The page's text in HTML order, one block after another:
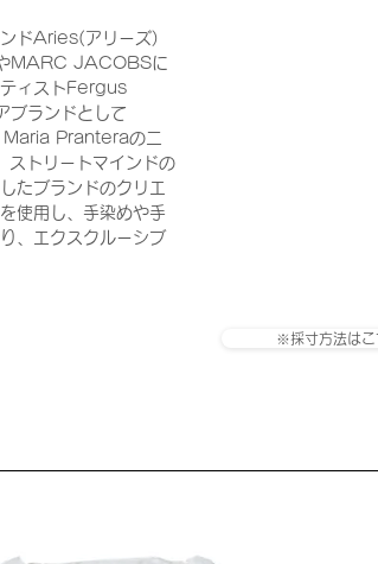
ンドAries(アリーズ)
MARC JACOBSに
ティストFergus
ランドとして
Maria Pranteraの二
ストリートマインドの
たブランドのクリエ
使用し、手染めや手
、エクスクルーシブ
※採寸方法はこ